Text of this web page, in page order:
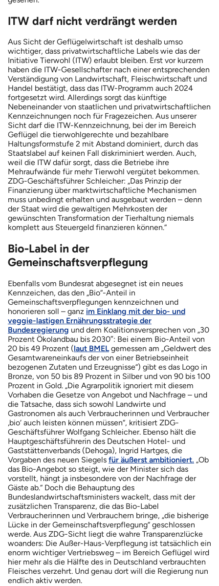
ITW darf nicht verdrängt werden
Aus Sicht der Geflügelwirtschaft ist deshalb umso
wichtiger, dass privatwirtschaftliche Labels wie das der
Initiative Tierwohl (ITW) erlaubt bleiben. Erst vor kurzem
haben die ITW-Gesellschafter nach einer entsprechenden
Verständigung von Landwirtschaft, Fleischwirtschaft und
Handel bestätigt, dass das ITW-Programm auch 2024
fortgesetzt wird. Allerdings sorgt das künftige
Nebeneinander von staatlichen und privatwirtschaftlichen
Kennzeichnungen noch für Fragezeichen. Aus unserer
Sicht darf die ITW-Kennzeichnung, bei der im Bereich
Geflügel die tierwohlgerechte und bezahlbare
Haltungsformstufe 2 mit Abstand dominiert, durch das
Staatslabel auf keinen Fall diskriminiert werden. Auch,
weil die ITW dafür sorgt, dass die Betriebe ihre
Mehraufwände für mehr Tierwohl vergütet bekommen.
ZDG-Geschäftsführer Schleicher: „Das Prinzip der
Finanzierung über marktwirtschaftliche Mechanismen
muss unbedingt erhalten und ausgebaut werden – denn
der Staat wird die gewaltigen Mehrkosten der
gewünschten Transformation der Tierhaltung niemals
komplett aus Steuergeld finanzieren können.“
Bio-Label in der
Gemeinschaftsverpflegung
Ebenfalls vom Bundesrat abgesegnet ist ein neues
Kennzeichen, das den „Bio“-Anteil in
Gemeinschaftsverpflegungen kennzeichnen und
honorieren soll – ganz im Einklang mit der bio- und
veggie-lastigen Ernährungsstrategie der
Bundesregierung und dem Koalitionsversprechen von „30
Prozent Ökolandbau bis 2030″: Bei einem Bio-Anteil von
20 bis 49 Prozent (laut BMELgemessen am „Geldwert des
Gesamtwareneinkaufs der von einer Betriebseinheit
bezogenen Zutaten und Erzeugnisse“) gibt es das Logo in
Bronze, von 50 bis 89 Prozent in Silber und von 90 bis 100
Prozent in Gold. „Die Agrarpolitik ignoriert mit diesem
Vorhaben die Gesetze von Angebot und Nachfrage – und
die Tatsache, dass sich sowohl Landwirte und
Gastronomen als auch Verbraucherinnen und Verbraucher
‚bio‘ auch leisten können müssen“, kritisiert ZDG-
Geschäftsführer Wolfgang Schleicher. Ebenso hält die
Hauptgeschäftsführerin des Deutschen Hotel- und
Gaststättenverbands (Dehoga), Ingrid Hartges, die
Vorgaben des neuen Siegels für äußerst ambitioniert. „Ob
das Bio-Angebot so steigt, wie der Minister sich das
vorstellt, hängt ja insbesondere von der Nachfrage der
Gäste ab.“ Doch die Behauptung des
Bundeslandwirtschaftsministers wackelt, dass mit der
zusätzlichen Transparenz, die das Bio-Label
Verbraucherinnen und Verbrauchern bringe, „die bisherige
Lücke in der Gemeinschaftsverpflegung“ geschlossen
werde. Aus ZDG-Sicht liegt die wahre Transparenzlücke
woanders: Die Außer-Haus-Verpflegung ist tatsächlich ein
enorm wichtiger Vertriebsweg – im Bereich Geflügel wird
hier mehr als die Hälfte des in Deutschland verbrauchten
Fleisches verzehrt. Und genau dort will die Regierung nun
endlich aktiv werden.